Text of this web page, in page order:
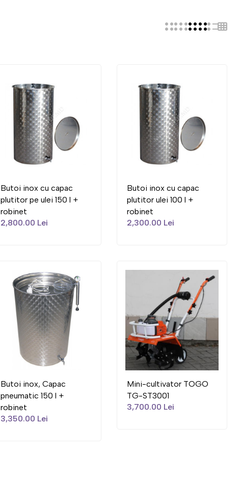
Butoi inox cu capac
plutitor pe ulei 150 l +
robinet
2,800.00 Lei
Butoi inox cu capac
plutitor ulei 100 l +
robinet
2,300.00 Lei
Butoi inox, Capac
pneumatic 150 l +
robinet
3,350.00 Lei
Mini-cultivator TOGO
TG-ST3001
3,700.00 Lei